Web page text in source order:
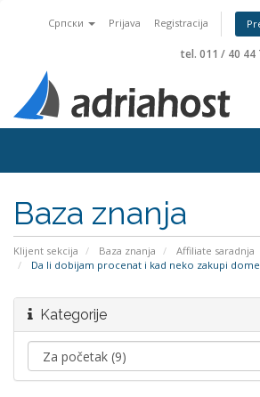
Српски Prijava Registracija
tel. 011 / 40 44
Baza znanja
Klijent sekcija Baza znanja
Affiliate saradnja
Da li dobijam procenat i kad neko zakupi
Kategorije